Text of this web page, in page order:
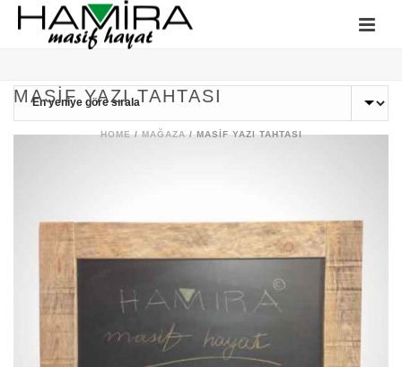
MASIF YAZI TAHTASI
HOME/MAĞAZA / MASIF YAZI TAHTASI